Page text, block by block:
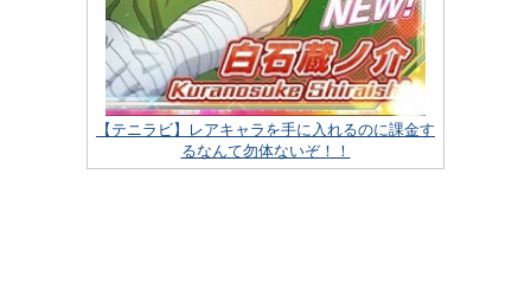
【テニラビ】レアキャラを手に入れるのに課金す
るなんて勿体ないぞ！！